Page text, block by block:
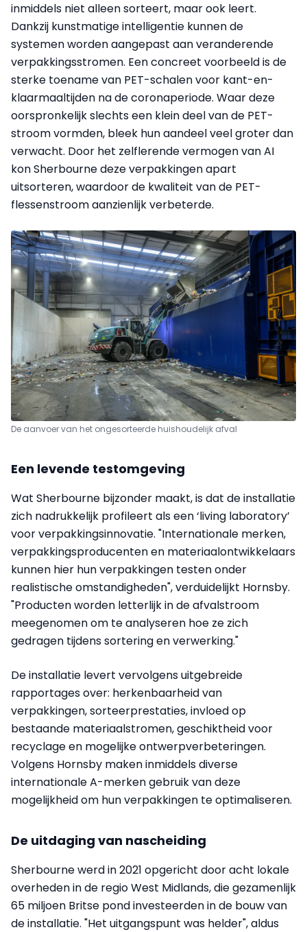
inmiddels niet alleen sorteert, maar ook leert.
Dankzij kunstmatige intelligentie kunnen de
systemen worden aangepast aan veranderende
verpakkingsstromen. Een concreet voorbeeld is de
sterke toename van PET-schalen voor kant-en-
klaarmaaltijden na de coronaperiode. Waar deze
oorspronkelijk slechts een klein deel van de PET-
stroom vormden, bleek hun aandeel veel groter dan
verwacht. Door het zelflerende vermogen van AI
kon Sherbourne deze verpakkingen apart
uitsorteren, waardoor de kwaliteit van de PET-
flessenstroom aanzienlijk verbeterde.
De aanvoer van het ongesorteerde huishoudelijk afval
Een levende testomgeving
Wat Sherbourne bijzonder maakt, is dat de installatie
zich nadrukkelijk profileert als een ‘living laboratory’
voor verpakkingsinnovatie. "Internationale merken,
verpakkingsproducenten en materiaalontwikkelaars
kunnen hier hun verpakkingen testen onder
realistische omstandigheden", verduidelijkt Hornsby.
"Producten worden letterlijk in de afvalstroom
meegenomen om te analyseren hoe ze zich
gedragen tijdens sortering en verwerking."
De installatie levert vervolgens uitgebreide
rapportages over: herkenbaarheid van
verpakkingen, sorteerprestaties, invloed op
bestaande materiaalstromen, geschiktheid voor
recyclage en mogelijke ontwerpverbeteringen.
Volgens Hornsby maken inmiddels diverse
internationale A-merken gebruik van deze
mogelijkheid om hun verpakkingen te optimaliseren.
De uitdaging van nascheiding
Sherbourne werd in 2021 opgericht door acht lokale
overheden in de regio West Midlands, die gezamenlijk
65 miljoen Britse pond investeerden in de bouw van
de installatie. "Het uitgangspunt was helder", aldus